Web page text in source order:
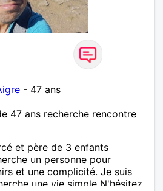
- 47 ans
47 ans recherche rencontre
et père de 3 enfants
un personne pour
et une complicité. Je suis
une vie simple N'hésitez